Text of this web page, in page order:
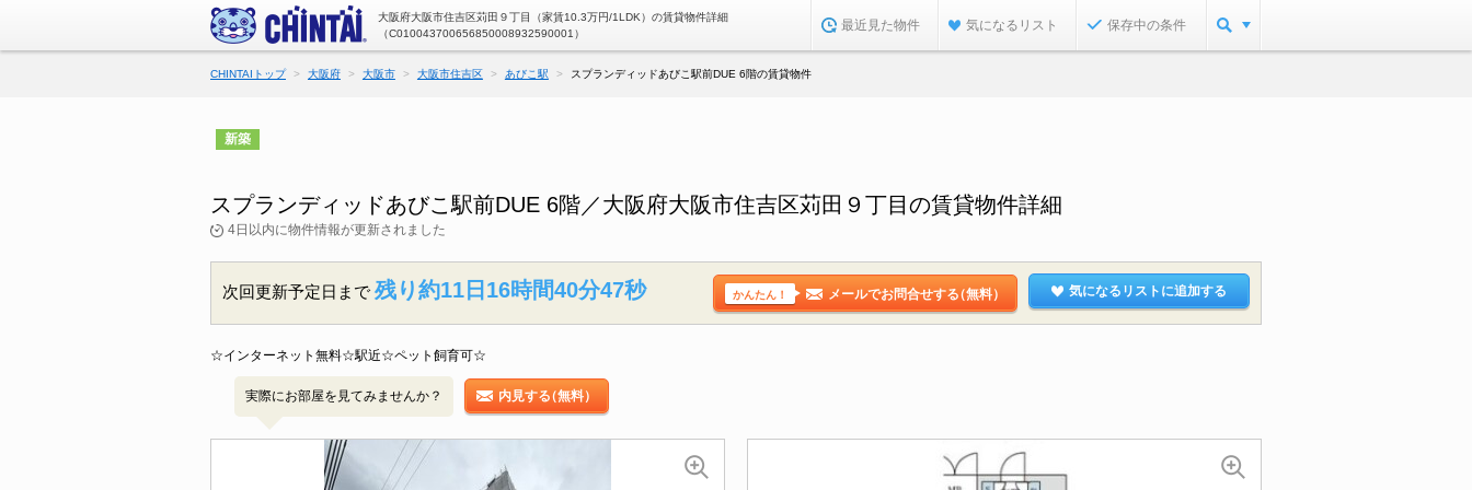
大阪府大阪市住吉区苅田９丁目（家賃10.3万円/1LDK）の賃貸物件詳細
（C010043700656850008932590001）
最近見た物件 気になるリスト 保存中の条件
CHINTAIトップ 大阪府 大阪市 大阪市住吉区 あびこ駅 スプランディッドあびこ駅前DUE 6階の賃貸物件
新築
スプランディッドあびこ駅前DUE 6階／大阪府大阪市住吉区苅田９丁目の賃貸物件詳細
4日以内に物件情報が更新されました
次回更新予定日まで 残り約11日16時間40分46秒 かんたん！ メールでお問合せする（無料） 気になるリストに追加する
☆インターネット無料☆駅近☆ペット飼育可☆
実際にお部屋を見てみませんか？ 内見する（無料）